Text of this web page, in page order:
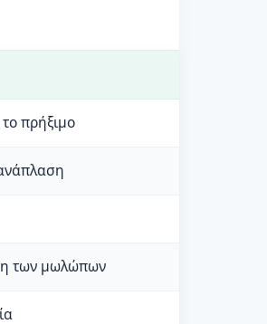
πρήξιμο
των μωλώπων